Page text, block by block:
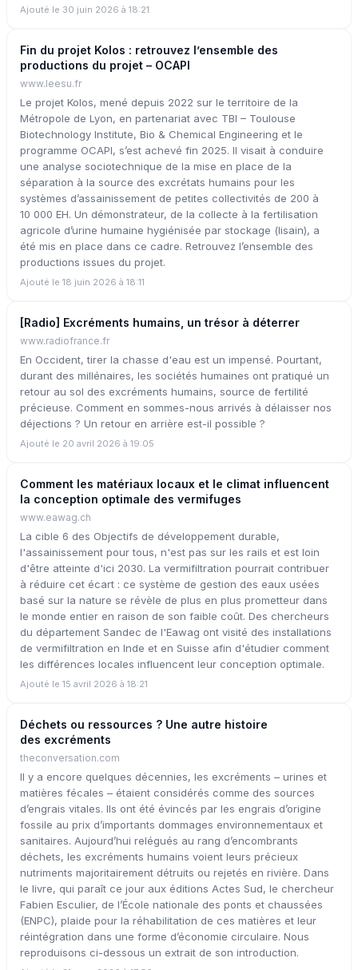
Ajouté le 30 juin 2026 à 18:21
Fin du projet Kolos : retrouvez l’ensemble des
productions du projet – OCAPI
www.leesu.fr
Le projet Kolos, mené depuis 2022 sur le territoire de la
Métropole de Lyon, en partenariat avec TBI – Toulouse
Biotechnology Institute, Bio & Chemical Engineering et le
programme OCAPI, s’est achevé fin 2025. Il visait à conduire
une analyse sociotechnique de la mise en place de la
séparation à la source des excrétats humains pour les
systèmes d’assainissement de petites collectivités de 200 à
10 000 EH. Un démonstrateur, de la collecte à la fertilisation
agricole d’urine humaine hygiénisée par stockage (lisain), a
été mis en place dans ce cadre. Retrouvez l’ensemble des
productions issues du projet.
Ajouté le 18 juin 2026 à 18:11
[Radio] Excréments humains, un trésor à déterrer
www.radiofrance.fr
En Occident, tirer la chasse d'eau est un impensé. Pourtant,
durant des millénaires, les sociétés humaines ont pratiqué un
retour au sol des excréments humains, source de fertilité
précieuse. Comment en sommes-nous arrivés à délaisser nos
déjections ? Un retour en arrière est-il possible ?
Ajouté le 20 avril 2026 à 19:05
Comment les matériaux locaux et le climat influencent
la conception optimale des vermifuges
www.eawag.ch
La cible 6 des Objectifs de développement durable,
l'assainissement pour tous, n'est pas sur les rails et est loin
d'être atteinte d'ici 2030. La vermifiltration pourrait contribuer
à réduire cet écart : ce système de gestion des eaux usées
basé sur la nature se révèle de plus en plus prometteur dans
le monde entier en raison de son faible coût. Des chercheurs
du département Sandec de l'Eawag ont visité des installations
de vermifiltration en Inde et en Suisse afin d'étudier comment
les différences locales influencent leur conception optimale.
Ajouté le 15 avril 2026 à 18:21
Déchets ou ressources ? Une autre histoire
des excréments
theconversation.com
Il y a encore quelques décennies, les excréments – urines et
matières fécales – étaient considérés comme des sources
d’engrais vitales. Ils ont été évincés par les engrais d’origine
fossile au prix d’importants dommages environnementaux et
sanitaires. Aujourd’hui relégués au rang d’encombrants
déchets, les excréments humains voient leurs précieux
nutriments majoritairement détruits ou rejetés en rivière. Dans
le livre, qui paraît ce jour aux éditions Actes Sud, le chercheur
Fabien Esculier, de l’École nationale des ponts et chaussées
(ENPC), plaide pour la réhabilitation de ces matières et leur
réintégration dans une forme d’économie circulaire. Nous
reproduisons ci-dessous un extrait de son introduction.